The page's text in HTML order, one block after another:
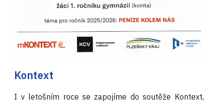
Kontext
I v letošním roce se zapojíme do soutěže Kontext,